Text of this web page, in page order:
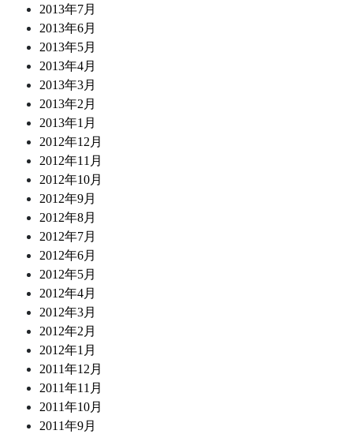
2013年7月
2013年6月
2013年5月
2013年4月
2013年3月
2013年2月
2013年1月
2012年12月
2012年11月
2012年10月
2012年9月
2012年8月
2012年7月
2012年6月
2012年5月
2012年4月
2012年3月
2012年2月
2012年1月
2011年12月
2011年11月
2011年10月
2011年9月